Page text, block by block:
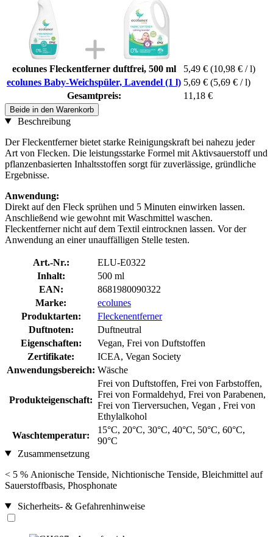
ecolunes Fleckentferner duftfrei, 500 ml 5,49 € (10,98 € / l)
ecolunes Baby-Weichspüler, Lavendel (1 l) 5,69 € (5,69 € / l)
Gesamtpreis:
11,18 €
Beide in den Warenkorb
Beschreibung
Der Fleckentferner bietet starke Reinigungskraft bei nahezu jeder
Art von Flecken. Die leistungsstarke Formel mit Aktivsauerstoff und
pflanzenbasierten Inhaltsstoffen sorgt für zuverlässige, gründliche
Ergebnisse.
Anwendung:
Direkt auf den Fleck sprühen und 5 Minuten einwirken lassen.
Anschließend wie gewohnt mit Waschmittel waschen.
Fleckentferner nicht auf dem Textil eintrocknen lassen. Vor der
Anwendung an einer unauffälligen Stelle testen.
Art.-Nr.:
ELU-E0322
Inhalt:
500 ml
EAN:
8681980090322
Marke:
ecolunes
Produktarten:
Fleckenentferner
Duftnoten:
Duftneutral
Eigenschaften:
Vegan, Frei von Duftstoffen
Zertifikate:
ICEA, Vegan Society
Anwendungsbereich: Wäsche
Produkteigenschaft:
Frei von Duftstoffen, Frei von Farbstoffen,
Frei von Formaldehyd, Frei von Parabenen,
Frei von Tierversuchen, Vegan , Frei von
Ethylalkohol
Waschtemperatur:
15°C, 20°C, 30°C, 40°C, 50°C, 60°C,
90°C
Zusammensetzung
< 5 % Anionische Tenside, Nichtionische Tenside, Bleichmittel auf
Sauerstoffbasis, Phosphonate
Sicherheits- & Gefahrenhinweise